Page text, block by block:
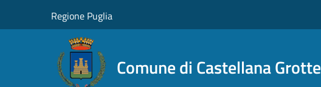
Regione Puglia
Comune di Castellana Grotte